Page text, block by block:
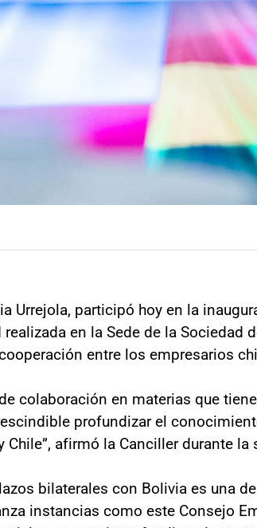
Urrejola, participó hoy en la
en la Sede de la Sociedad
entre los empresarios
colaboración en materias que
profundizar el
afirmó la Canciller durante la
bilaterales con Bolivia es una
instancias como este Consejo